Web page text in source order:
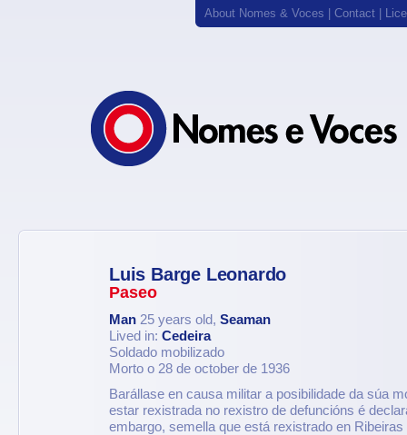
About Nomes & Voces Contact
Luis Barge Leonardo
Paseo
Man 25 years old, Seaman
Lived in: Cedeira
Soldado mobilizado
Morto o 28 de october de 1936
Barállase en causa militar a posibilidade da súa
estar rexistrada no rexistro de defuncións é
embargo, semella que está rexistrado en